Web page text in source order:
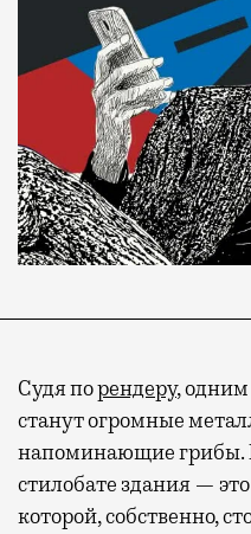
Судя порендеру,
станут огромные
напоминающие грибы.
стилобате здания —
которой, собственно,